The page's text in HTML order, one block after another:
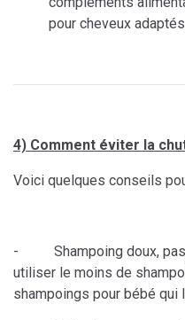
pour cheveux
4) Comment éviter la
Voici quelques conseils
- Shampoing doux, pas
utiliser le moins de
shampoings pour bébé